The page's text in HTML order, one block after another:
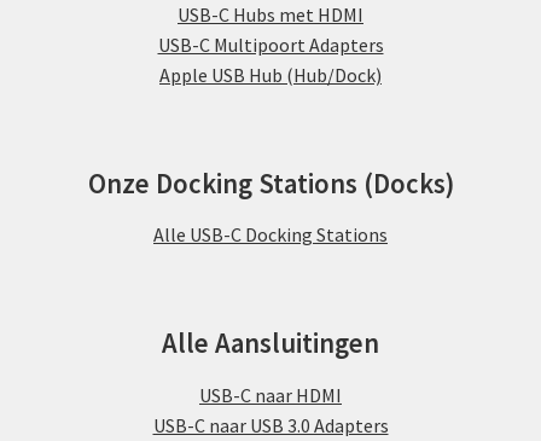
USB-C Hubs met HDMI
USB-C Multipoort Adapters
Apple USB Hub (Hub/Dock)
Onze Docking Stations (Docks)
Alle USB-C Docking Stations
Alle Aansluitingen
USB-C naar HDMI
USB-C naar USB 3.0 Adapters